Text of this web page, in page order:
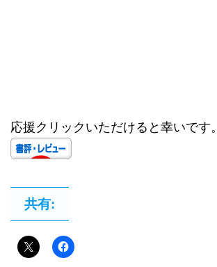
応援クリックいただけると幸いです。
共有: